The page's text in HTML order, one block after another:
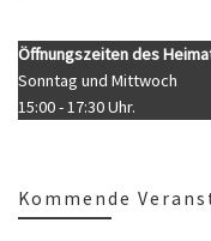
Öffnungszeiten des
Sonntag und Mittwoch
15:00 - 17:30 Uhr.
Kommende